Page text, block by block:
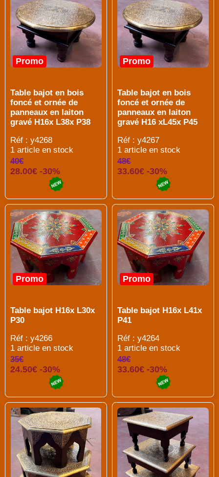
Promo
Table bajot en bois
foncé et ornée de
panneaux en laiton
gravé H16x L38x P38
Réf : y4268
1 article en stock
40€
28.00€ -30%
Promo
Table bajot en bois
foncé et ornée de
panneaux en laiton
gravé H16 xL45x P45
Réf : y4267
1 article en stock
48€
33.60€ -30%
Promo
Table bajot H16x L30x
P30
Réf : y4266
1 article en stock
35€
24.50€ -30%
Promo
Table bajot H16x L41x
P41
Réf : y4264
1 article en stock
48€
33.60€ -30%